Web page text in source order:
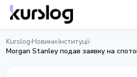
Kurslog›Новини›Інституції›
Morgan Stanley подав заявку на